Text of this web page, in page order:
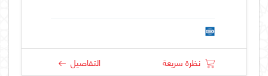
نظرة سريعة التفاصيل